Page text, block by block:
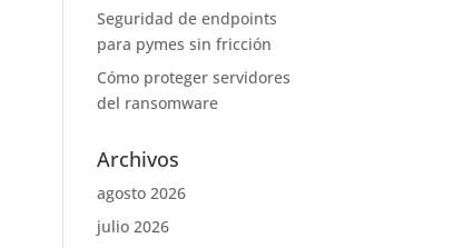
Seguridad de endpoints
para pymes sin fricción
Cómo proteger servidores
del ransomware
Archivos
agosto 2026
julio 2026